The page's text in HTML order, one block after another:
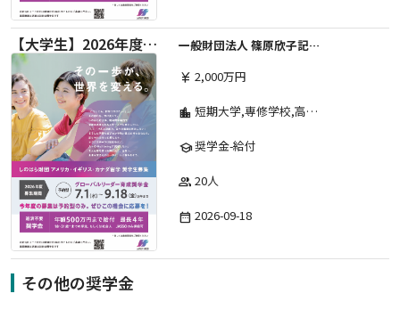
【大学生】2026年度 しのはら財団 アメリカ・イギリス・カナダ英語留学奨学金
一般財団法人 篠原欣子記念財団 (海外留学奨学金グループ)
currency_yen 2,000万円
location_city 短期大学,専修学校,高等専門学校,その他,高等学校,大学院,大学
school奨学金-給付
group 20人
date_range 2026-09-18
その他の奨学金